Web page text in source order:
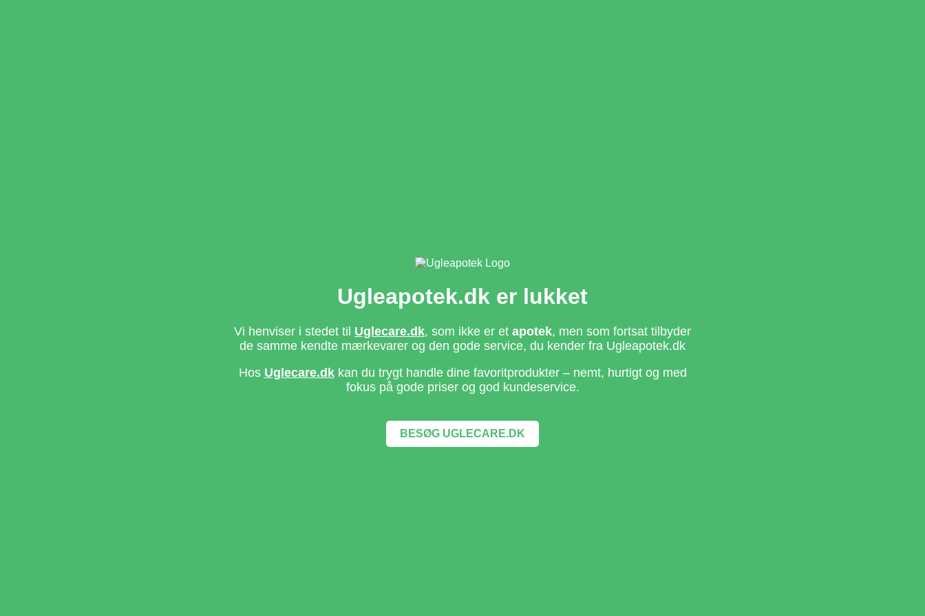
Ugleapotek.dk er lukket
Vi henviser i stedet til Uglecare.dk, som ikke er et apotek, men som fortsat tilbyder
de samme kendte mærkevarer og den gode service, du kender fra Ugleapotek.dk
Hos Uglecare.dkkan du trygt handle dine favoritprodukter – nemt, hurtigt og med
fokus på gode priser og god kundeservice.
BESØG UGLECARE.DK